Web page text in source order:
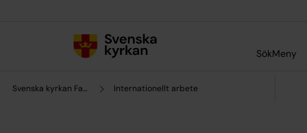
SökMeny
Svenska kyrkan Falköping Internationellt arbete